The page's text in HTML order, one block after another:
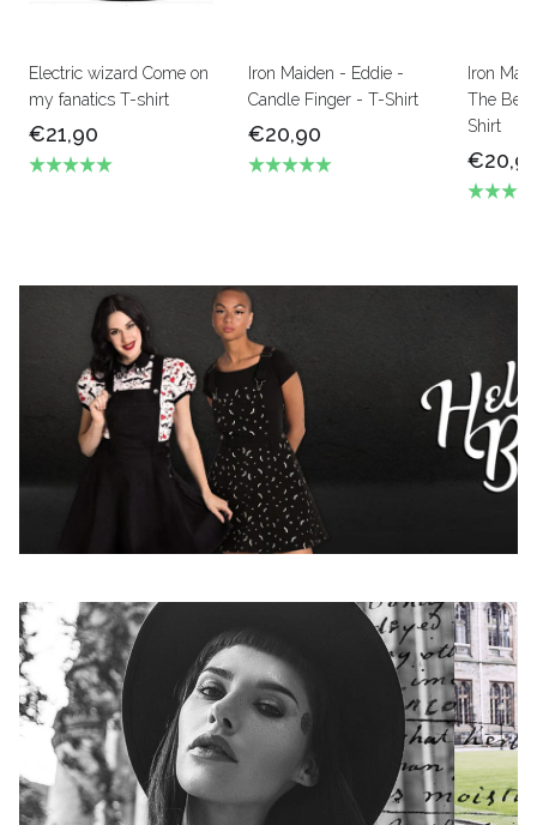
Electric wizard Come on
my fanatics T-shirt
€21,90
Iron Maiden - Eddie -
Candle Finger - T-Shirt
€20,90
Iron
The
Shirt